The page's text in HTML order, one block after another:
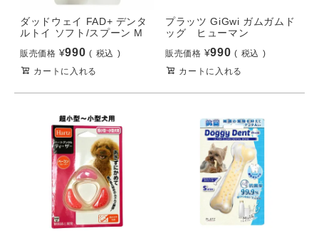
ダッドウェイ FAD+ デンタ
ルトイ ソフト/スプーン M
販売価格 ¥990
税込
カートに入れる
プラッツ GiGwi ガムガムド
ッグ ヒューマン
販売価格 ¥990
税込
カートに入れる